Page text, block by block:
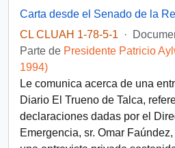
CL CLUAH 1-78-5-1
·
Parte de Presidente Patricio
1994)
Le comunica acerca de una
Diario El Trueno de Talca,
declaraciones dadas por el
Emergencia, sr. Omar